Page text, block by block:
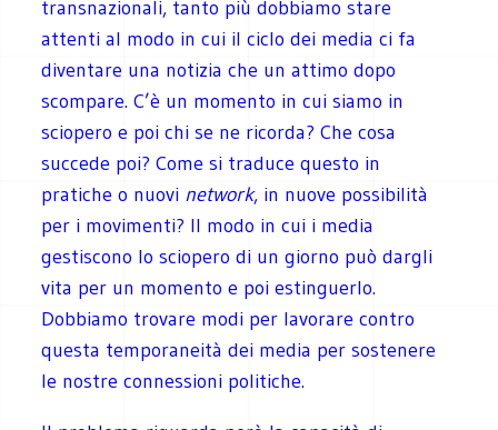
transnazionali, tanto più dobbiamo stare
attenti al modo in cui il ciclo dei media ci fa
diventare una notizia che un attimo dopo
scompare. C’è un momento in cui siamo in
sciopero e poi chi se ne ricorda? Che cosa
succede poi? Come si traduce questo in
pratiche o nuovi network, in nuove possibilità
per i movimenti? Il modo in cui i media
gestiscono lo sciopero di un giorno può dargli
vita per un momento e poi estinguerlo.
Dobbiamo trovare modi per lavorare contro
questa temporaneità dei media per sostenere
le nostre connessioni politiche.